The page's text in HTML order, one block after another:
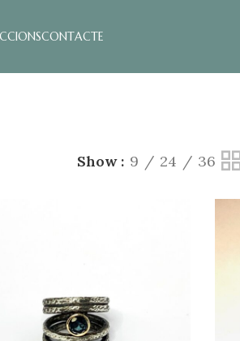
CONTACTE
Show 9 24 36